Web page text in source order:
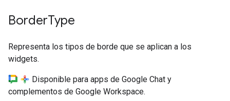
BorderType
Representa los tipos de borde que se aplican a los
widgets.
Disponible para apps de Google Chat y
complementos de Google Workspace.